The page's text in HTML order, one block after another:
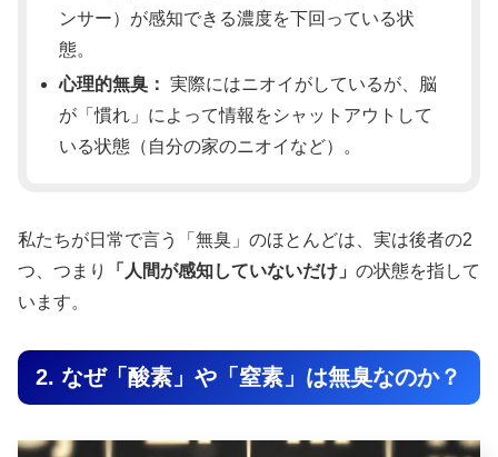
ンサー）が感知できる濃度を下回っている状
態。
心理的無臭： 実際にはニオイがしているが、脳
が「慣れ」によって情報をシャットアウトして
いる状態（自分の家のニオイなど）。
私たちが日常で言う「無臭」のほとんどは、実は後者の2
つ、つまり
「人間が感知していないだけ」 の状態を指して
います。
2. なぜ「酸素」や「窒素」は無臭なのか？